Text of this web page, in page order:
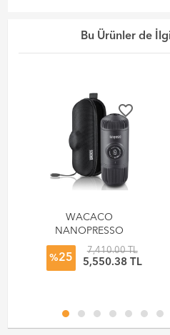
Bu Ürünler de
favorite_border
WACACO
NANOPRESSO
MANUEL
ESPRESSO
MAKİNESİ GRİ
%25
7,410.00 TL
5,550.38 TL